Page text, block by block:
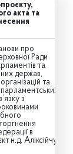
акта та
про
Ради
та
держав,
та
з
в
н.д. Аліксійчук